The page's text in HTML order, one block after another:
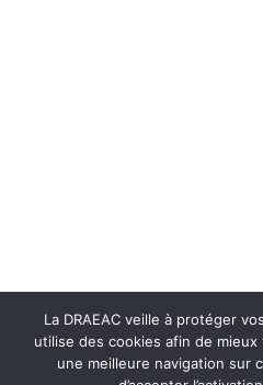
La DRAEAC veille à protéger
utilise des cookies afin de
une meilleure navigation sur